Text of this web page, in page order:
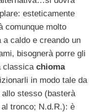
esteticamente
comunque molto
a caldo e creando un
bisognerà porre gli
classica chioma
in modo tale da
stesso (basterà
tronco; N.d.R.): è